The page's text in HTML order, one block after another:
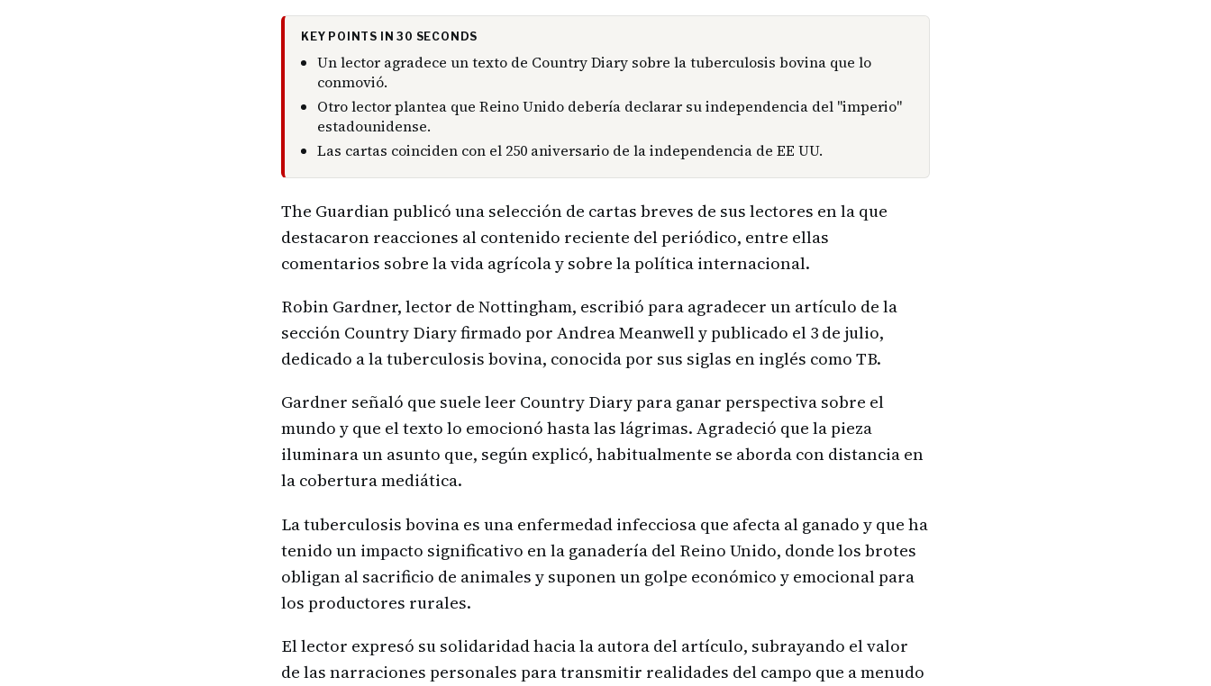
KEY POINTS IN 30 SECONDS
Un lector agradece un texto de Country Diary sobre la tuberculosis bovina que lo
conmovió.
Otro lector plantea que Reino Unido debería declarar su independencia del "imperio"
estadounidense.
Las cartas coinciden con el 250 aniversario de la independencia de EE UU.
The Guardian publicó una selección de cartas breves de sus lectores en la que
destacaron reacciones al contenido reciente del periódico, entre ellas
comentarios sobre la vida agrícola y sobre la política internacional.
Robin Gardner, lector de Nottingham, escribió para agradecer un artículo de la
sección Country Diary firmado por Andrea Meanwell y publicado el 3 de julio,
dedicado a la tuberculosis bovina, conocida por sus siglas en inglés como TB.
Gardner señaló que suele leer Country Diary para ganar perspectiva sobre el
mundo y que el texto lo emocionó hasta las lágrimas. Agradeció que la pieza
iluminara un asunto que, según explicó, habitualmente se aborda con distancia en
la cobertura mediática.
La tuberculosis bovina es una enfermedad infecciosa que afecta al ganado y que ha
tenido un impacto significativo en la ganadería del Reino Unido, donde los brotes
obligan al sacrificio de animales y suponen un golpe económico y emocional para
los productores rurales.
El lector expresó su solidaridad hacia la autora del artículo, subrayando el valor
de las narraciones personales para transmitir realidades del campo que a menudo